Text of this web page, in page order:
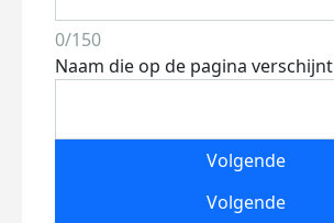
0/150
Naam die op de pagina verschijnt
Volgende
Volgende